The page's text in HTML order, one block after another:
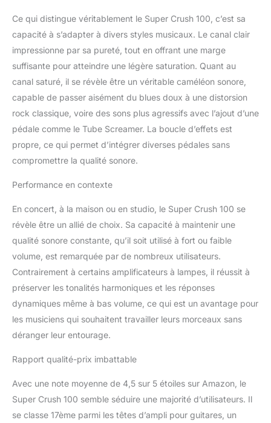
Ce qui distingue véritablement le Super Crush 100, c’est sa
capacité à s’adapter à divers styles musicaux. Le canal clair
impressionne par sa pureté, tout en offrant une marge
suffisante pour atteindre une légère saturation. Quant au
canal saturé, il se révèle être un véritable caméléon sonore,
capable de passer aisément du blues doux à une distorsion
rock classique, voire des sons plus agressifs avec l’ajout d’une
pédale comme le Tube Screamer. La boucle d’effets est
propre, ce qui permet d’intégrer diverses pédales sans
compromettre la qualité sonore.
Performance en contexte
En concert, à la maison ou en studio, le Super Crush 100 se
révèle être un allié de choix. Sa capacité à maintenir une
qualité sonore constante, qu’il soit utilisé à fort ou faible
volume, est remarquée par de nombreux utilisateurs.
Contrairement à certains amplificateurs à lampes, il réussit à
préserver les tonalités harmoniques et les réponses
dynamiques même à bas volume, ce qui est un avantage pour
les musiciens qui souhaitent travailler leurs morceaux sans
déranger leur entourage.
Rapport qualité-prix imbattable
Avec une note moyenne de 4,5 sur 5 étoiles sur Amazon, le
Super Crush 100 semble séduire une majorité d’utilisateurs. Il
se classe 17ème parmi les têtes d’ampli pour guitares, un